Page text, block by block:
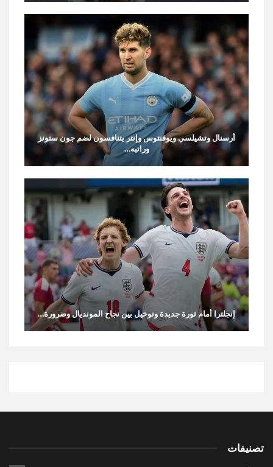
أرسنال وتشيلسي ويوفنتوس وإنتر يتنافسون لضم جون ستونز
وراتبه…
إنجلترا أمام ثورة جديدة وتوخيل بين نجاح المونديال وضرورة…
تصنيفات